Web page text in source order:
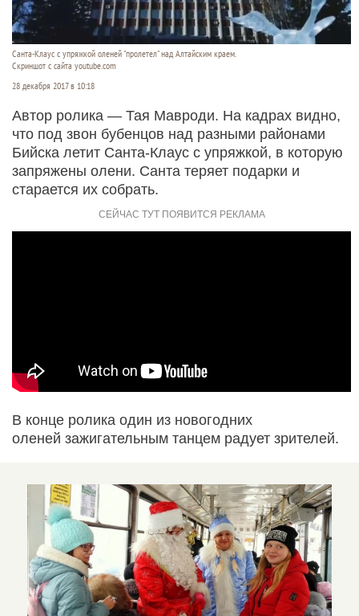
Санта-Клаус с упряжкой оленей "пролетел" над Алтайским краем.
Скриншот с сайта youtube.com
28 декабря 2017 в 10:18
Автор ролика — Тая Мавроди. На кадрах видно,
что под звон бубенцов над разными районами
Бийска летит Санта-Клаус с упряжкой, в которую
запряжены олени. Санта теряет подарки и
старается их собрать.
В конце ролика один из новогодних
оленей зажигательным танцем радует зрителей.